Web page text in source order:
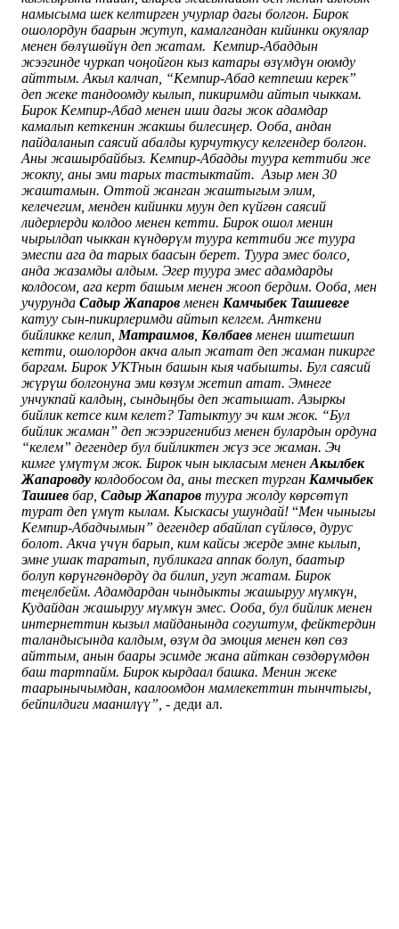
намысыма шек келтирген учурлар дагы болгон. Бирок
ошолордун баарын жутуп, камалгандан кийинки окуялар
менен бөлүшөйүн деп жатам. Кемпир-Абаддын
жээгинде чуркап чоңойгон кыз катары өзүмдүн оюмду
айттым. Акыл калчап, “Кемпир-Абад кетпеши керек”
деп жеке тандоомду кылып, пикиримди айтып чыккам.
Бирок Кемпир-Абад менен иши дагы жок адамдар
камалып кеткенин жакшы билесиңер. Ооба, андан
пайдаланып саясий абалды курчуткусу келгендер болгон.
Аны жашырбайбыз. Кемпир-Абадды туура кеттиби же
жокпу, аны эми тарых тастыктайт. Азыр мен 30
жаштамын. Оттой жанган жаштыгым элим,
келечегим, менден кийинки муун деп күйгөн саясий
лидерлерди колдоо менен кетти. Бирок ошол менин
чырылдап чыккан күндөрүм туура кеттиби же туура
эмеспи ага да тарых баасын берет. Туура эмес болсо,
анда жазамды алдым. Эгер туура эмес адамдарды
колдосом, ага керт башым менен жооп бердим. Ооба, мен
учурунда Садыр Жапаров менен Камчыбек Ташиевге
катуу сын-пикирлеримди айтып келгем. Анткени
бийликке келип, Матраимов Көлбаев менен иштешип
кетти, ошолордон акча алып жатат деп жаман пикирге
баргам. Бирок УКТнын башын кыя чабышты. Бул саясий
жүрүш болгонуна эми көзүм жетип атат. Эмнеге
унчукпай калдың, сындыңбы деп жатышат. Азыркы
бийлик кетсе ким келет? Татыктуу эч ким жок. “Бул
бийлик жаман” деп жээригенибиз менен булардын ордуна
“келем” дегендер бул бийликтен жүз эсе жаман. Эч
кимге үмүтүм жок. Бирок чын ыкласым менен Акылбек
Жапаровду колдобосом да, аны тескеп турган Камчыбек
Ташиев бар, Садыр Жапаров туура жолду көрсөтүп
турат деп үмүт кылам. Кыскасы ушундай! “Мен чыныгы
Кемпир-Абадчымын” дегендер абайлап сүйлөсө, дурус
болот. Акча үчүн барып, ким кайсы жерде эмне кылып,
эмне ушак таратып, публикага аппак болуп, баатыр
болуп көрүнгөндөрдү да билип, угуп жатам. Бирок
теңелбейм. Адамдардан чындыкты жашыруу мүмкүн,
Кудайдан жашыруу мүмкүн эмес. Ооба, бул бийлик менен
интернеттин кызыл майданында согуштум, фейктердин
таландысында калдым, өзүм да эмоция менен көп сөз
айттым, анын баары эсимде жана айткан сөздөрүмдөн
баш тартпайм. Бирок кырдаал башка. Менин жеке
таарынычымдан, каалоомдон мамлекеттин тынчтыгы,
бейпилдиги маанилүү”, - деди ал.